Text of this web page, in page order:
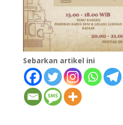
Sebarkan artikel ini